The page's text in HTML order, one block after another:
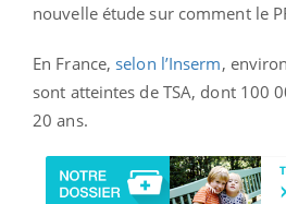
nouvelle étude sur comment le
En France, selon l’Inserm,
sont atteintes de TSA, dont 100
20 ans.